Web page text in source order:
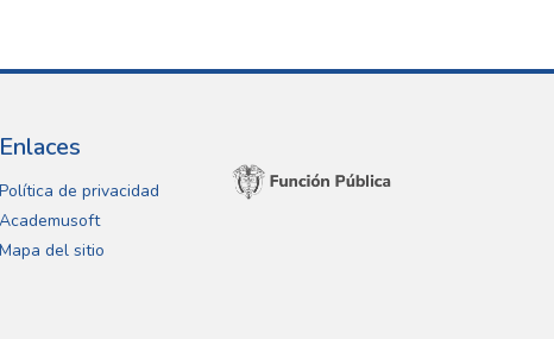
Enlaces
Política de privacidad
Academusoft
Mapa del sitio